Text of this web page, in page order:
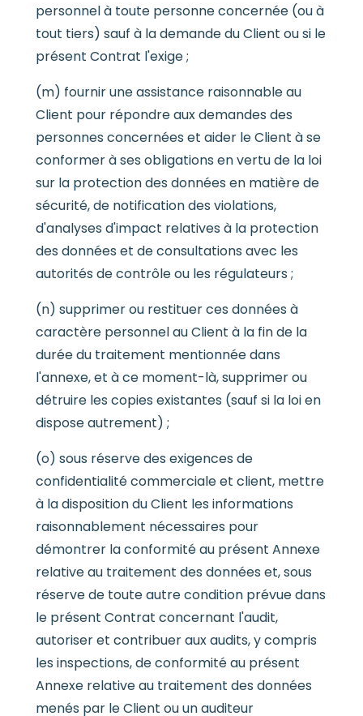
personnel à toute personne concernée (ou à
tout tiers) sauf à la demande du Client ou si le
présent Contrat l'exige ;
(m) fournir une assistance raisonnable au
Client pour répondre aux demandes des
personnes concernées et aider le Client à se
conformer à ses obligations en vertu de la loi
sur la protection des données en matière de
sécurité, de notification des violations,
d'analyses d'impact relatives à la protection
des données et de consultations avec les
autorités de contrôle ou les régulateurs ;
(n) supprimer ou restituer ces données à
caractère personnel au Client à la fin de la
durée du traitement mentionnée dans
l'annexe, et à ce moment-là, supprimer ou
détruire les copies existantes (sauf si la loi en
dispose autrement) ;
(o) sous réserve des exigences de
confidentialité commerciale et client, mettre
à la disposition du Client les informations
raisonnablement nécessaires pour
démontrer la conformité au présent Annexe
relative au traitement des données et, sous
réserve de toute autre condition prévue dans
le présent Contrat concernant l'audit,
autoriser et contribuer aux audits, y compris
les inspections, de conformité au présent
Annexe relative au traitement des données
menés par le Client ou un auditeur